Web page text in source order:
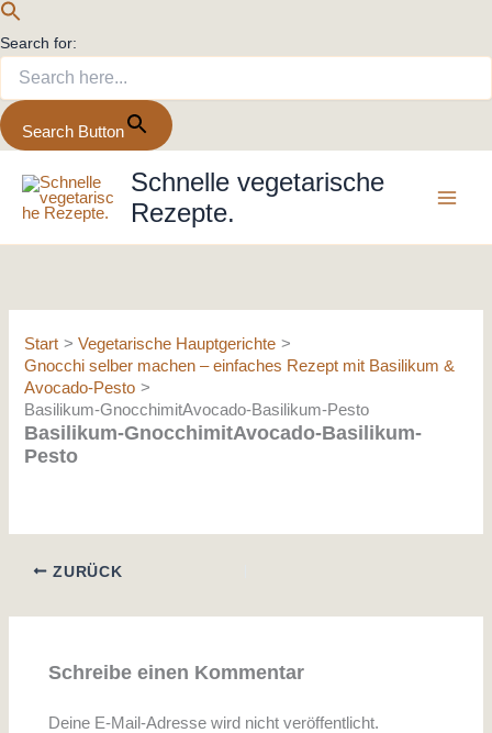
Search for:
Search Button
Inhalt
springen
Schnelle vegetarische
Rezepte.
Start
Vegetarische Hauptgerichte
Gnocchi selber machen – einfaches Rezept mit Basilikum &
Avocado-Pesto
Basilikum-GnocchimitAvocado-Basilikum-Pesto
Basilikum-GnocchimitAvocado-Basilikum-
Pesto
ZURÜCK
Schreibe einen Kommentar
Deine E-Mail-Adresse wird nicht veröffentlicht.